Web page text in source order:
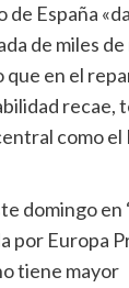
España
de miles
que en el
recae,
como el
domingo en
por Europa
tiene mayor